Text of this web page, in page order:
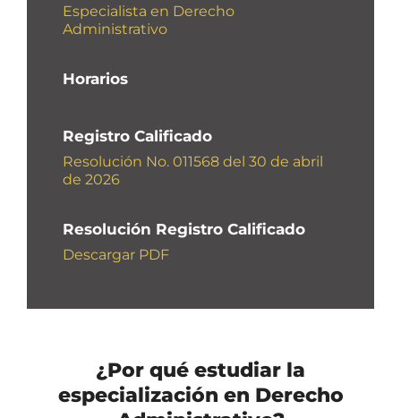
Especialista en Derecho
Administrativo
Horarios
Registro Calificado
Resolución No. 011568 del 30 de abril
de 2026
Resolución Registro Calificado
Descargar PDF
¿Por qué estudiar la
especialización en Derecho